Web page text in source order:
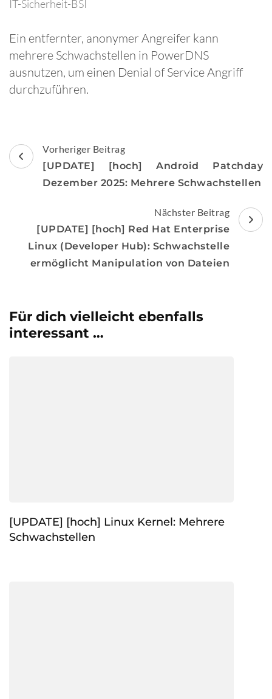
IT-Sicherheit-BSI
Ein entfernter, anonymer Angreifer kann
mehrere Schwachstellen in PowerDNS
ausnutzen, um einen Denial of Service Angriff
durchzuführen.
Beitragsnavigation
Vorheriger Beitrag
[UPDATE] [hoch] Android Patchday
Dezember 2025: Mehrere Schwachstellen
Nächster Beitrag
[UPDATE] [hoch] Red Hat Enterprise
Linux (Developer Hub): Schwachstelle
ermöglicht Manipulation von Dateien
Für dich vielleicht ebenfalls
interessant …
[UPDATE] [hoch] Linux Kernel: Mehrere
Schwachstellen